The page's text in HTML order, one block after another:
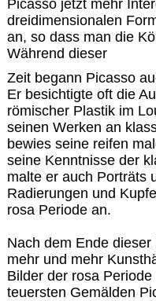
Picasso jetzt mehr
dreidimensionalen
an, so dass man die
Während dieser
Zeit begann Picasso
Er besichtigte oft die
römischer Plastik im
seinen Werken an
bewies seine reifen
seine Kenntnisse der
malte er auch Porträts
Radierungen und
rosa Periode an.
Nach dem Ende
mehr und mehr
Bilder der rosa
teuersten Gemälden